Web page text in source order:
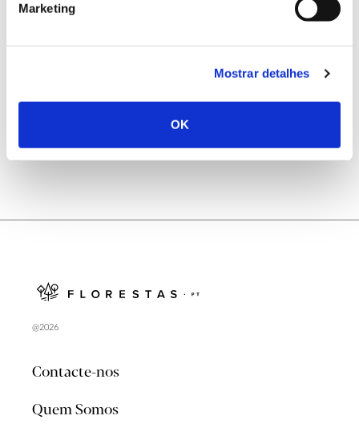
Marketing
Mostrar detalhes
OK
Natureza e florestas procuram jovens voluntários
@2026
Contacte-nos
Quem Somos